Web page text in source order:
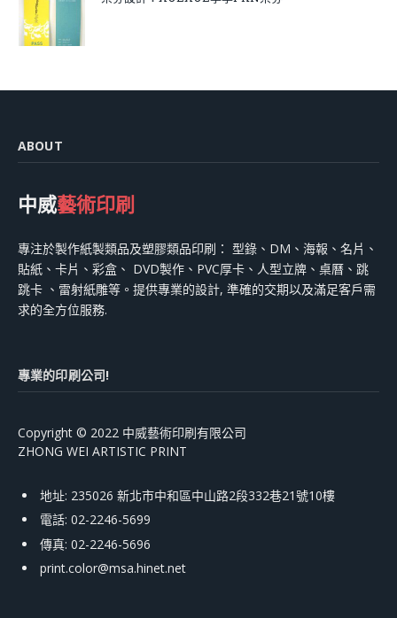
ABOUT
中威藝術印刷
專注於製作紙製類品及塑膠類品印刷： 型錄、DM、海報、名片、
貼紙、卡片、彩盒、 DVD製作、PVC厚卡、人型立牌、桌曆、跳
跳卡 、雷射紙雕等。提供專業的設計, 準確的交期以及滿足客戶需
求的全方位服務.
專業的印刷公司!
Copyright © 2022 中威藝術印刷有限公司
ZHONG WEI ARTISTIC PRINT
地址: 235026 新北市中和區中山路2段332巷21號10樓
電話: 02-2246-5699
傳真: 02-2246-5696
print.color@msa.hinet.net